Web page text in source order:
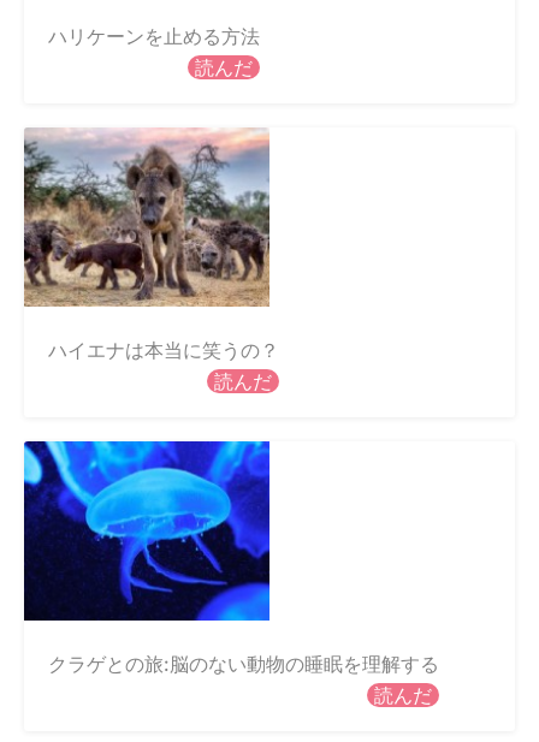
ハリケーンを止める方法
読んだ
ハイエナは本当に笑うの？
読んだ
クラゲとの旅:脳のない動物の睡眠を理解する
読んだ